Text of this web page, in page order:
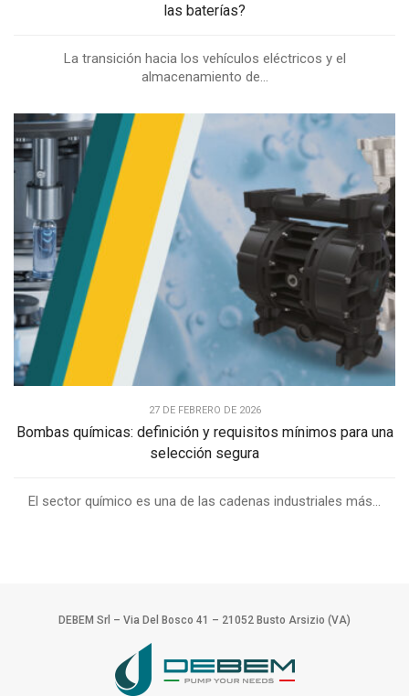
las baterías?
La transición hacia los vehículos eléctricos y el
almacenamiento de...
27 DE FEBRERO DE 2026
Bombas químicas: definición y requisitos mínimos para una
selección segura
El sector químico es una de las cadenas industriales más...
DEBEM Srl – Via Del Bosco 41 – 21052 Busto Arsizio (VA)